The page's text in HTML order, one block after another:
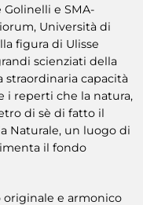
e SMA-
Università di
figura di Ulisse
scienziati della
straordinaria capacità
i reperti che la natura,
di sè di fatto il
Naturale, un luogo di
il fondo
originale e armonico